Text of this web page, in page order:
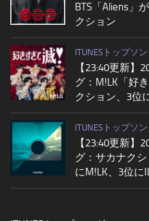
BTS「Aliens」
クション
ITUNESトップソ
【23:40更新】
グ：M!LK「好
クション、3位
ITUNESトップソ
【23:40更新】
グ：サカナク
にM!LK、3位に